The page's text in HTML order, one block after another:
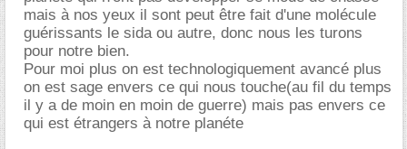
mais à nos yeux il sont peut être fait d'une molécule
guérissants le sida ou autre, donc nous les turons
pour notre bien.
Pour moi plus on est technologiquement avancé plus
on est sage envers ce qui nous touche(au fil du temps
il y a de moin en moin de guerre) mais pas envers ce
qui est étrangers à notre planéte